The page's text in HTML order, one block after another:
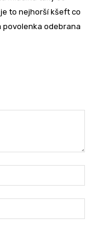
to nejhorší kšeft co
povolenka odebrana